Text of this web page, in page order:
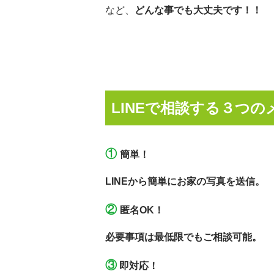
など、 どんな事でも大丈夫です！！
LINEで相談する３つの
① 簡単！
LINEから簡単にお家の写真を送信。
② 匿名OK！
必要事項は最低限でもご相談可能。
③即対応！